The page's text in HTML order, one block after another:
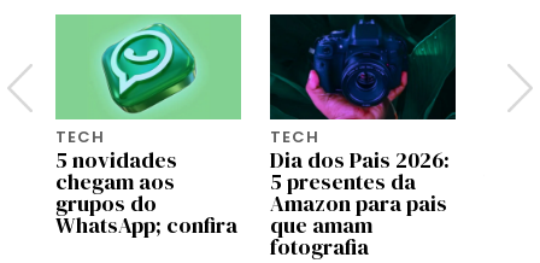
TECH
5 novidades
chegam aos
grupos do
WhatsApp; confira
TECH
Dia dos Pais 2026:
5 presentes da
Amazon para pais
que amam
fotografia